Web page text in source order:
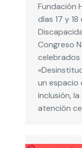
Fundación
días 17 y
Congreso
celebrados
un espacio
inclusión,
atención